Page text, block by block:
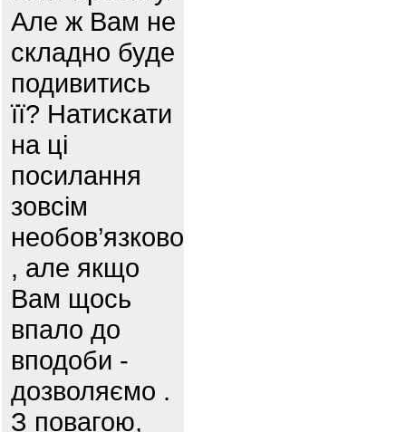
Але ж Вам не
складно буде
подивитись
її? Натискати
на ці
посилання
зовсім
необов’язково
, але якщо
Вам щось
впало до
вподоби -
дозволяємо .
З повагою,